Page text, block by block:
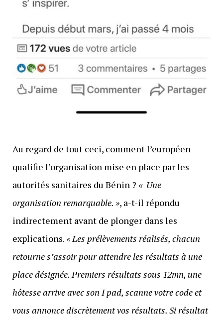
Au regard de tout ceci, comment l’européen
qualifie l’organisation mise en place par les
autorités sanitaires du Bénin ? « Une
organisation remarquable. », a-t-il répondu
indirectement avant de plonger dans les
explications. « Les prélèvements réalisés, chacun
retourne s’assoir pour attendre les résultats à une
place désignée. Premiers résultats sous 12mn, une
hôtesse arrive avec son I pad, scanne votre code et
vous annonce discrètement vos résultats. Si résultat